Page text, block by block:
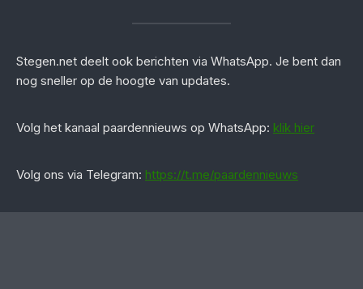
Stegen.net deelt ook berichten via WhatsApp. Je bent dan
nog sneller op de hoogte van updates.
‎Volg het kanaal paardennieuws op WhatsApp: klik hier
Volg ons via Telegram: https://t.me/paardennieuws